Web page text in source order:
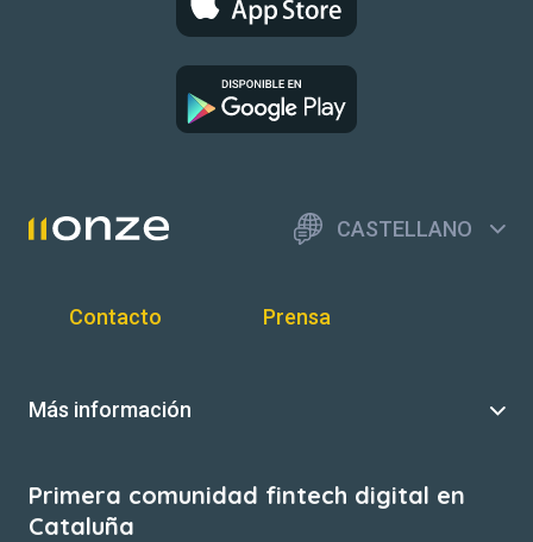
CASTELLANO
Contacto Prensa
Más información
Primera comunidad fintech digital en
Cataluña